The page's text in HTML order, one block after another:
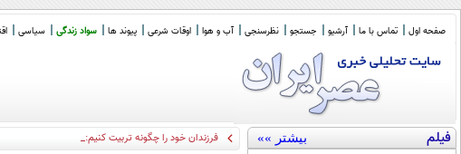
صفحه اول تماس با ما آرشیو جستجو نظرسنجی آب و هوا اوقات شرعی پیوند ها سواد زندگی سیاسی
فیلم بیشتر »» فرزندان خود را چگونه تربیت کنیم: خردمند یا باهوش